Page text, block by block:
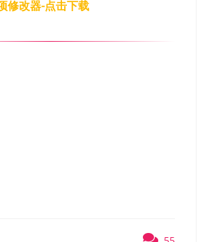
修改器-点击下载